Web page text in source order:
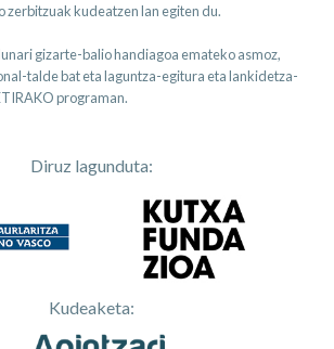
zerbitzuak kudeatzen lan egiten du.
gizarte-balio handiagoa emateko asmoz,
talde bat eta laguntza-egitura eta lankidetza-
programan.
Diruz lagunduta:
Kudeaketa: